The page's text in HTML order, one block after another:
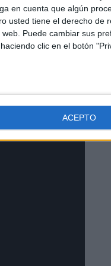
en cuenta que algún
usted tiene el derecho de
Puede cambiar sus
clic en el botón
ACEPTO
afectadas
están cuando
se vuelva a